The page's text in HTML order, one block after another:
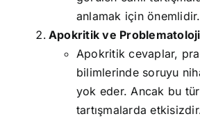
anlamak için önemlidir.
Apokritik ve
Apokritik cevaplar,
bilimlerinde soruyu
yok eder. Ancak bu
tartışmalarda